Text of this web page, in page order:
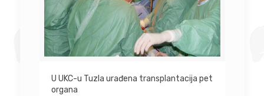
U UKC-u Tuzla urađena transplantacija pet
organa